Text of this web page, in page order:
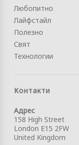
Любопитно
Лайфстайл
Полезно
Свят
Технологии
Контакти
Адрес
158 High Street
London E15 2FW
United Kingdom